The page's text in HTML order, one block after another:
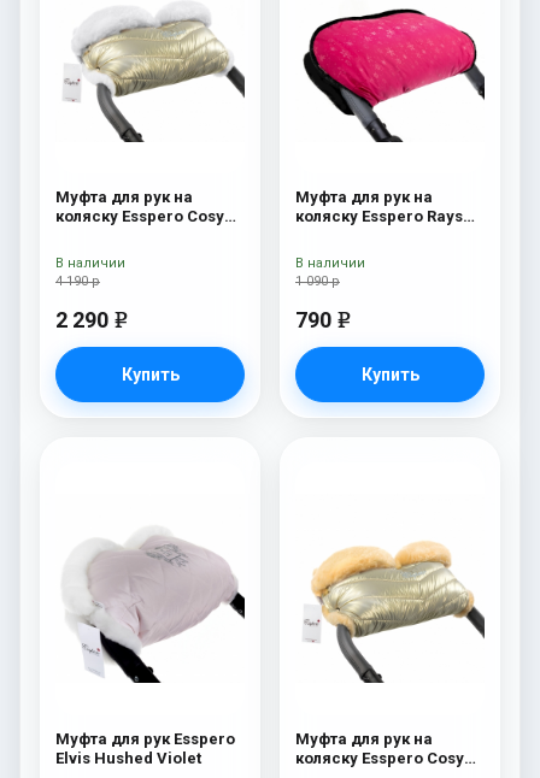
Муфта для рук на
коляску Esspero Cosy
4 190 р
2 290 e
Купить
В наличии
Муфта для рук на
коляску Esspero Rays
1 090 р
790 e
Купить
В наличии
Муфта для рук Esspero
Elvis Hushed Violet
Муфта для рук на
коляску Esspero Cosy